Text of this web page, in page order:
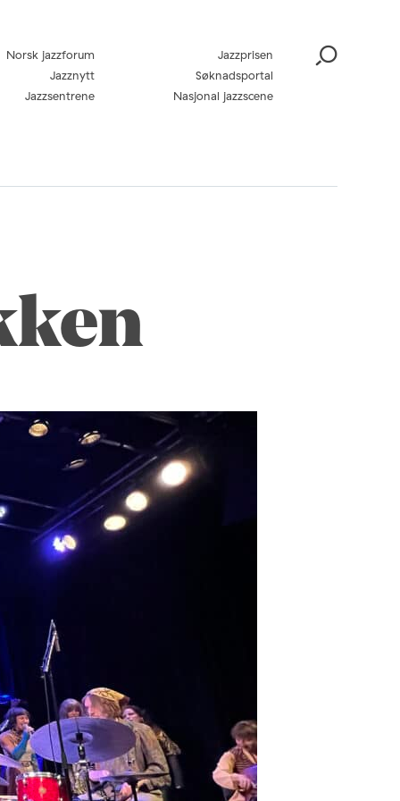
Norsk jazzforum
Jazzprisen
Jazznytt
Søknadsportal
Jazzsentrene
Nasjonal jazzscene